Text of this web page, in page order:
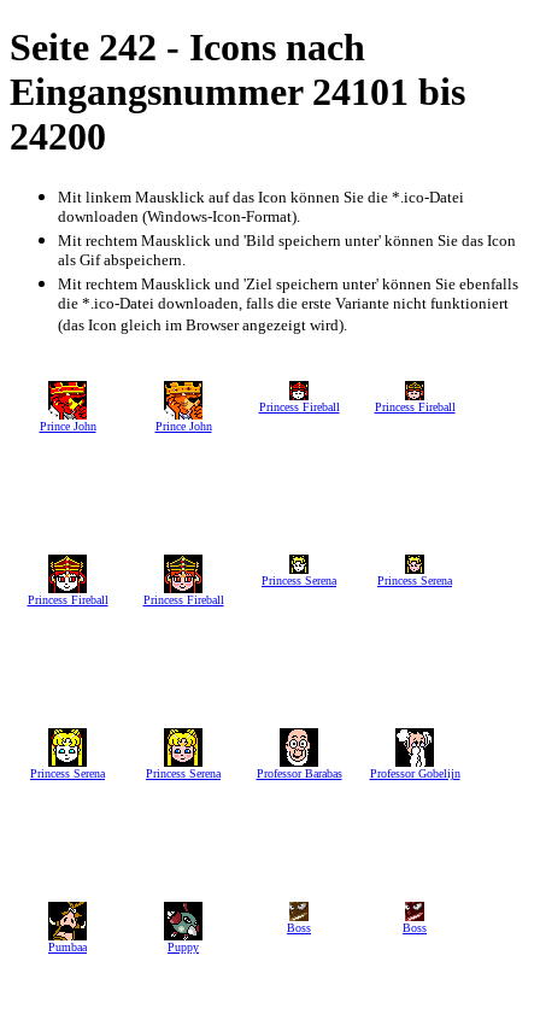
Seite 242 - Icons nach
Eingangsnummer 24101 bis
24200
Mit linkem Mausklick auf das Icon können Sie die *.ico-Datei
downloaden (Windows-Icon-Format).
Mit rechtem Mausklick und 'Bild speichern unter' können Sie das Icon
als Gif abspeichern.
Mit rechtem Mausklick und 'Ziel speichern unter' können Sie ebenfalls
die *.ico-Datei downloaden, falls die erste Variante nicht funktioniert
(das Icon gleich im Browser angezeigt wird).
Prince John Prince John
Princess Fireball Princess Fireball
Princess Fireball Princess Fireball
Princess Serena Princess Serena
Princess Serena Princess Serena Professor Barabas Professor Gobelijn
Pumbaa Puppy
Boss Boss